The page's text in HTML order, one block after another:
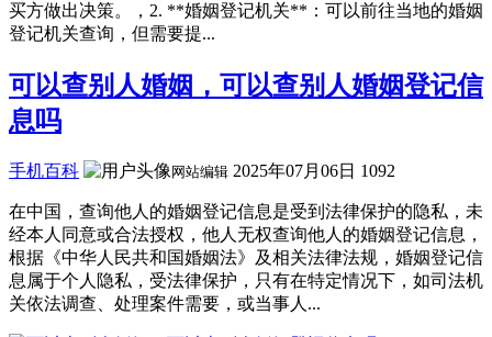
买方做出决策。，2. **婚姻登记机关**：可以前往当地的婚姻
登记机关查询，但需要提...
可以查别人婚姻，可以查别人婚姻登记信
息吗
手机百科 网站编辑 2025年07月06日 1092
在中国，查询他人的婚姻登记信息是受到法律保护的隐私，未
经本人同意或合法授权，他人无权查询他人的婚姻登记信息，
根据《中华人民共和国婚姻法》及相关法律法规，婚姻登记信
息属于个人隐私，受法律保护，只有在特定情况下，如司法机
关依法调查、处理案件需要，或当事人...